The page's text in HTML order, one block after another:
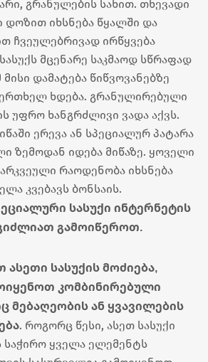
გრანულების სახით. თხევადი
დოზით იხსნება წყალში და
ჩვეულებრივად ირწყვება
მცენარე საკმაოდ სწრაფად
დამატება წიწვოვანებზე
ხდება. გრანულირებული
უფრო ხანგრძლივი ვადა აქვს.
ერევა ან სპეციალურ პატარა
ზემოდან იდება მიწაზე. ყოველი
რაოდენობა იხსნება
კვებავს ბონსაის.
სასუქი ინტერნეტის
გამოიწეროთ.
სასუქის მოძიება,
კომბინირებული
მებაღეობის ან ყვავილების
. როგორც წესი, ასეთ სასუქი
საჭირო ყველა ელემენტს